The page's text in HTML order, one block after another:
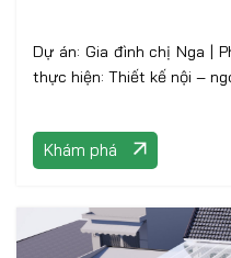
Dự án: Gia đình chị Nga |
thực hiện: Thiết kế nội –
Khám phá